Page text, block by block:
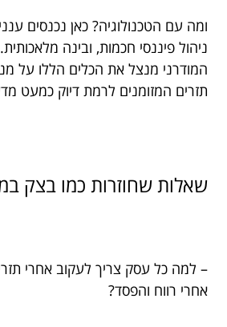
ומה עם הטכנולוגיה? כאן נכנסים
ניהול פיננסי חכמות, ובינה
המודרני מנצל את הכלים הללו על
תזרים המזומנים לרמת דיוק כמעט
שאלות שחוזרות כמו בצק
– למה כל עסק צריך לעקוב אחרי
אחרי רווח והפסד?